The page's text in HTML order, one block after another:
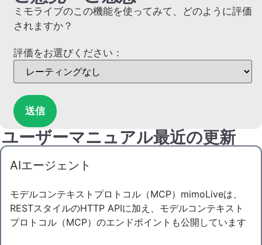
ミモライブのこの機能を使ってみて、どのように評価
されますか？
評価をお選びください：
送信
ユーザーマニュアル最近の更新
AIエージェント
モデルコンテキストプロトコル（MCP）mimoLiveは、
RESTスタイルのHTTP APIに加え、モデルコンテキスト
プロトコル（MCP）のエンドポイントも公開しています